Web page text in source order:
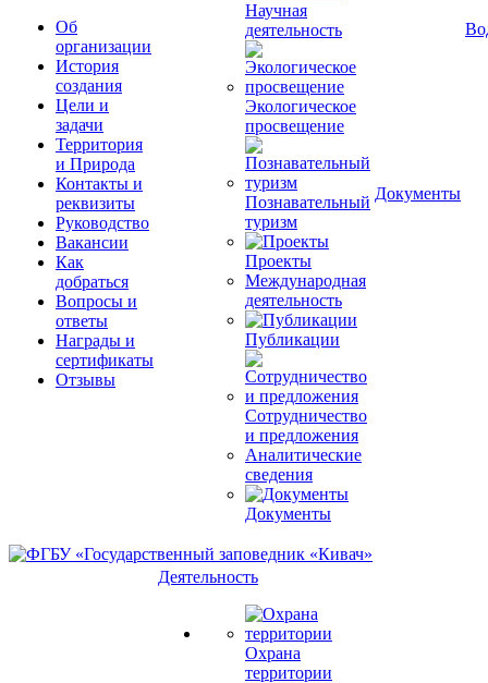
Об
организации
История
создания
Цели и
задачи
Территория
и Природа
Контакты и
реквизиты
Руководство
Вакансии
Как
добраться
Вопросы и
ответы
Награды и
сертификаты
Отзывы
Научная
деятельность
Экологическое
просвещение
Познавательный
туризм
Проекты
Международная
деятельность
Публикации
Сотрудничество
и предложения
Аналитические
сведения
Документы
Документы
Деятельность
Охрана
территории